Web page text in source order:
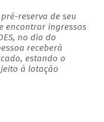
reserva de seu
encontrar ingressos
no dia do
receberá
estando o
à lotação